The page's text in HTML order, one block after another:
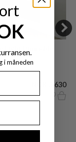
Light Dimmable
cm LED-lysspeil med
regulering
NOK 3.630
i måneden